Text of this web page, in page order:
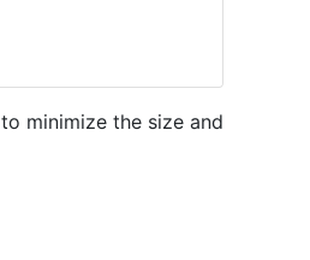
to minimize the size and